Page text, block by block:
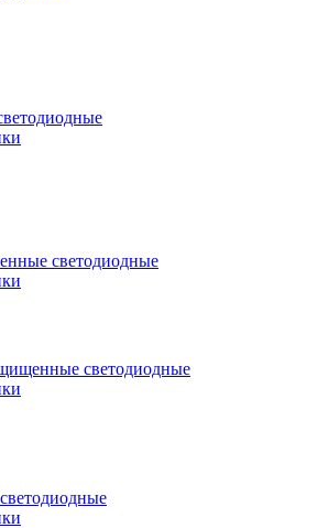
светодиодные
светодиодные